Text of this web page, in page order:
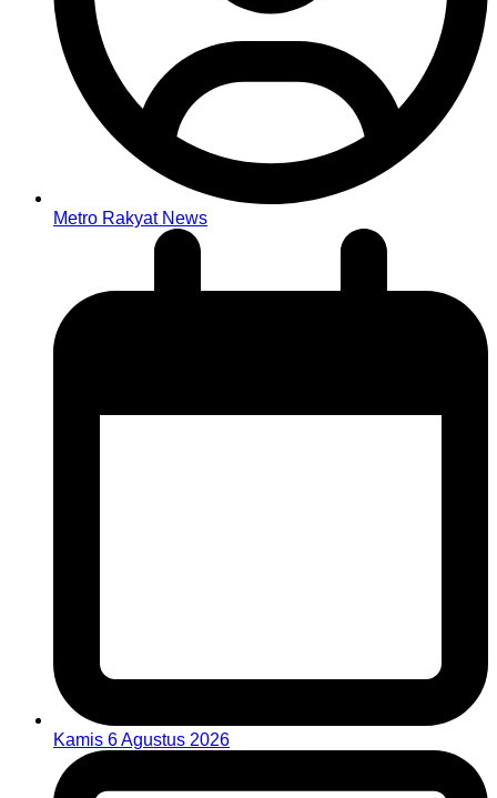
Metro Rakyat News
Kamis 6 Agustus 2026